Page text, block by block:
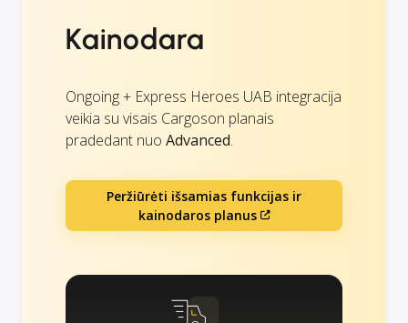
Kainodara
Ongoing + Express Heroes UAB integracija
veikia su visais Cargoson planais
pradedant nuo Advanced.
Peržiūrėti išsamias funkcijas ir
kainodaros planus